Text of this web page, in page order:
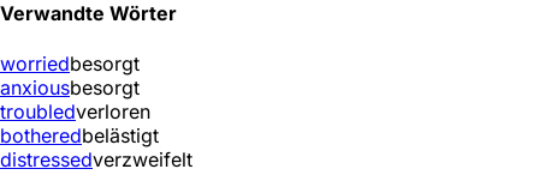
Verwandte Wörter
worriedbesorgt
anxiousbesorgt
troubledverloren
botheredbelästigt
distressedverzweifelt